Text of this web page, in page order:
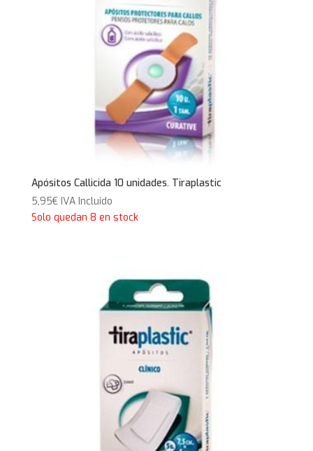
Apósitos Callicida 10 unidades. Tiraplastic
5,95€ IVA Incluido
Solo quedan 8 en stock